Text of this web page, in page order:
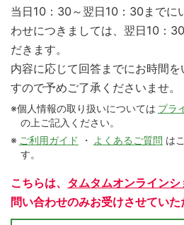
当日10：30～翌日10：30までに
わせにつきましては、翌日10：
だきます。
内容に応じて回答までにお時間
すので予めご了承くださいませ。
※個人情報の取り扱いについては プラ
の上ご記入ください。
※ ご利用ガイド ・ よくあるご質問 は
す。
こちらは、 タムタムオンライン
問い合わせのみお受けさせていた